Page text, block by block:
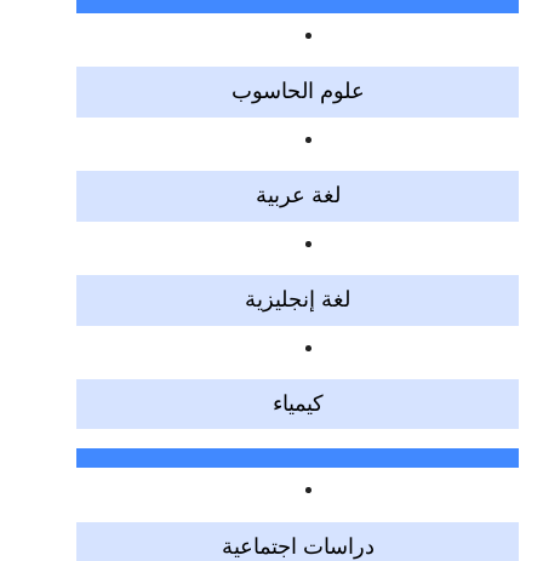
علوم الحاسوب
لغة عربية
لغة إنجليزية
كيمياء
دراسات اجتماعية